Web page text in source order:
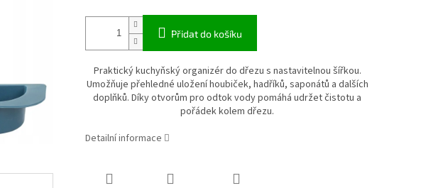
Přidat do košíku
Praktický kuchyňský organizér do dřezu s nastavitelnou šířkou.
Umožňuje přehledné uložení houbiček, hadříků, saponátů a dalších
doplňků. Díky otvorům pro odtok vody pomáhá udržet čistotu a
pořádek kolem dřezu.
Detailní informace